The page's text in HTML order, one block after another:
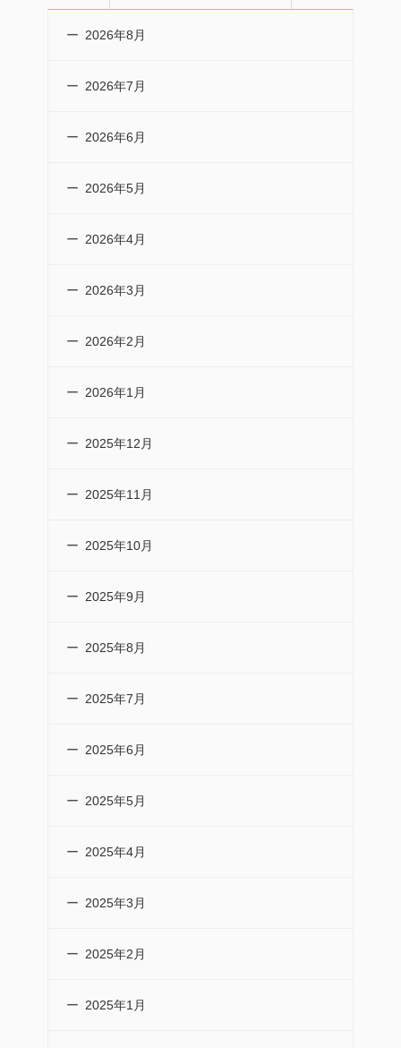
2026年8月
2026年7月
2026年6月
2026年5月
2026年4月
2026年3月
2026年2月
2026年1月
2025年12月
2025年11月
2025年10月
2025年9月
2025年8月
2025年7月
2025年6月
2025年5月
2025年4月
2025年3月
2025年2月
2025年1月